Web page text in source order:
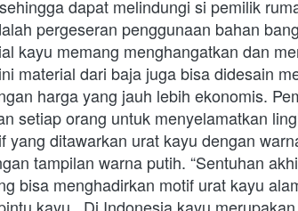
dapat melindungi si pemilik
pergeseran penggunaan bahan
kayu memang menghangatkan dan
material dari baja juga bisa didesain
harga yang jauh lebih ekonomis.
setiap orang untuk menyelamatkan
yang ditawarkan urat kayu dengan
tampilan warna putih. “Sentuhan
bisa menghadirkan motif urat kayu
kayu.  Di Indonesia kayu